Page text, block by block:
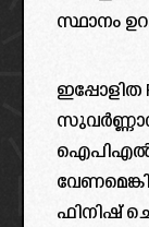
സ്ഥാനം
ഇപ്പോളിത
ഐപിഎൽ
ഫിനിഷ്